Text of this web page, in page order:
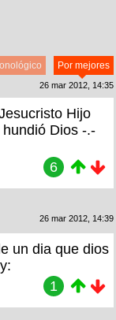
Por mejores
26 mar 2012, 14:35
Hijo
Dios -.-
6
26 mar 2012, 14:39
un dia que dios
1